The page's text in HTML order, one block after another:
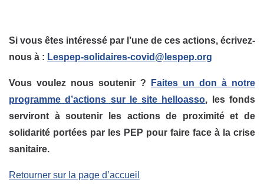
Si vous êtes intéressé par l’une de ces actions, écrivez-
nous à : Lespep-solidaires-covid@lespep.org
Vous voulez nous soutenir ?
Faites un don à notre
programme d’actions sur le site helloasso, les fonds
serviront à soutenir les actions de proximité et de
solidarité portées par les PEP pour faire face à la crise
sanitaire.
Retourner sur la page d’accueil